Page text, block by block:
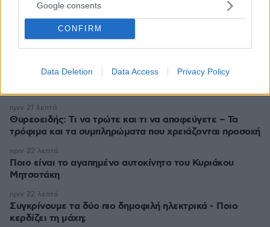
Google consents
CONFIRM
Data Deletion Data Access Privacy Policy
«Δεν θα με κυριεύσει ο φόβος»: Ο περιπτεράς της
Γαστούνης άνοιξε ξανά το κατάστημά του μετά τις
επιθέσεις και τον εμπρησμό
Εντοπίστηκε φυτεία με περισσότερα από 2.000
δενδρύλλια κάνναβης σε δύσβατη δασική περιοχή στην
Θυρεοειδής: Τι να τρώτε και τι να αποφεύγετε – Τα
τρόφιμα και τα συμπληρώματα που χρειάζονται προσοχή
πριν 21 λεπτά
Ποιο είναι το αγαπημένο αυτοκίνητο του Κυριάκου
Μητσοτάκη
πριν 22 λεπτά
Συγκρίνουμε τα δύο πιο δημοφιλή ηλεκτρικά - Ποιο
κερδίζει τη μάχη;
πριν 22 λεπτά